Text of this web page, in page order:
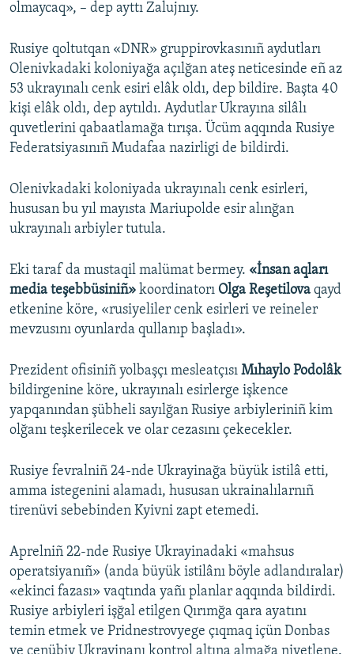
olmaycaq», – dep ayttı Zalujnıy.
Rusiye qoltutqan «DNR» gruppirovkasınıñ aydutları
Olenivkadaki koloniyağa açılğan ateş neticesinde eñ az
53 ukrayınalı cenk esiri elâk oldı, dep bildire. Başta 40
kişi elâk oldı, dep aytıldı. Aydutlar Ukrayına silâlı
quvetlerini qabaatlamağa tırışa. Ücüm aqqında Rusiye
Federatsiyasınıñ Mudafaa nazirligi de bildirdi.
Olenivkadaki koloniyada ukrayınalı cenk esirleri,
hususan bu yıl mayısta Mariupolde esir alınğan
ukrayınalı arbiyler tutula.
Eki taraf da mustaqil malümat bermey. «İnsan aqları
media teşebbüsiniñ» koordinatorı Olga Reşetilova qayd
etkenine köre, «rusiyeliler cenk esirleri ve reineler
mevzusını oyunlarda qullanıp başladı».
Prezident ofisiniñ yolbaşçı mesleatçısı Mıhaylo Podolâk
bildirgenine köre, ukrayınalı esirlerge işkence
yapqanından şübheli sayılğan Rusiye arbiyleriniñ kim
olğanı teşkerilecek ve olar cezasını çekecekler.
Rusiye fevralniñ 24-nde Ukrayinağa büyük istilâ etti,
amma istegenini alamadı, hususan ukrainalılarnıñ
tirenüvi sebebinden Kyivni zapt etemedi.
Aprelniñ 22-nde Rusiye Ukrayinadaki «mahsus
operatsiyanıñ» (anda büyük istilânı böyle adlandıralar)
«ekinci fazası» vaqtında yañı planlar aqqında bildirdi.
Rusiye arbiyleri işğal etilgen Qırımğa qara ayatını
temin etmek ve Pridnestrovyege çıqmaq içün Donbas